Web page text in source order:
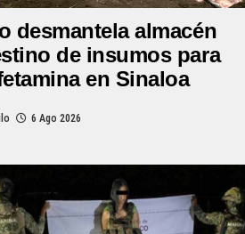
desmantela almacén
de insumos para
en Sinaloa
6 Ago 2026